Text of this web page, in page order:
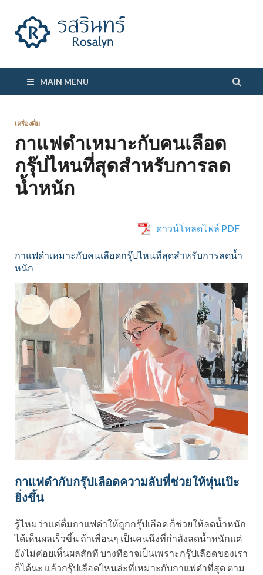
MAIN MENU
เครื่องดื่ม
กาแฟดำเหมาะกับคนเลือด
กรุ๊ปไหนที่สุดสำหรับการลด
น้ำหนัก
ดาวน์โหลดไฟล์ PDF
กาแฟดำเหมาะกับคนเลือดกรุ๊ปไหนที่สุดสำหรับการลดน้ำ
หนัก
กาแฟดำกับกรุ๊ปเลือดความลับที่ช่วยให้หุ่นเป๊ะ
ยิ่งขึ้น
รู้ไหมว่าแค่ดื่มกาแฟดำให้ถูกกรุ๊ปเลือด ก็ช่วยให้ลดน้ำหนัก
ได้เห็นผลเร็วขึ้น ถ้าเพื่อนๆ เป็นคนนึงที่กำลังลดน้ำหนักแต่
ยังไม่ค่อยเห็นผลสักที บางทีอาจเป็นเพราะกรุ๊ปเลือดของเรา
ก็ได้นะ แล้วกรุ๊ปเลือดไหนล่ะที่เหมาะกับกาแฟดำที่สุด ตาม